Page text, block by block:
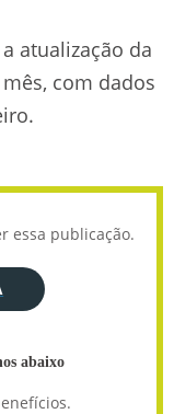
atualização da
com dados
essa publicação.
abaixo